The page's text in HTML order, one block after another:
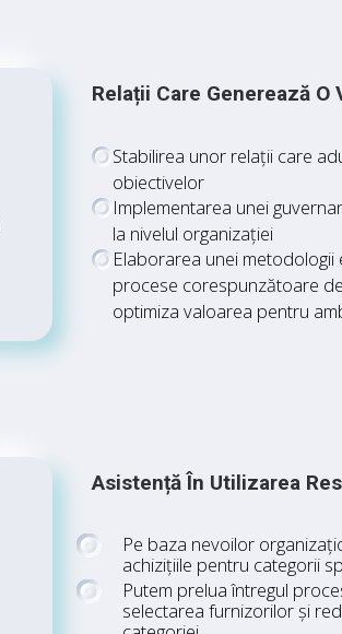
Relații Care Generează O
Stabilirea unor relații care
obiectivelor
Implementarea unei
la nivelul organizației
Elaborarea unei
procese corespunzătoare
optimiza valoarea pentru
Asistență În Utilizarea
Pe baza nevoilor
achizițiile pentru categorii
Putem prelua întregul
selectarea furnizorilor și